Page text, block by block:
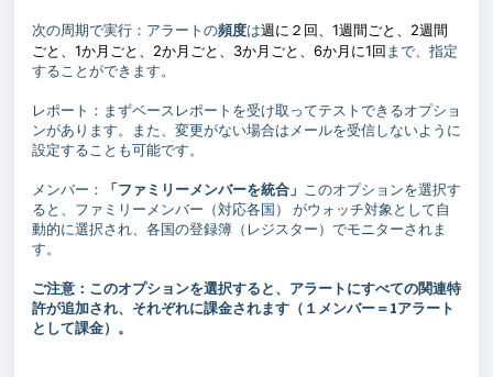
次の周期で実行：アラートの頻度は週に２回、1週間ごと、2週間
ごと、1か月ごと、2か月ごと、3か月ごと、6か月に1回まで、指定
することができます。
レポート：まずベースレポートを受け取ってテストできるオプショ
ンがあります。また、変更がない場合はメールを受信しないように
設定することも可能です。
メンバー： 「ファミリーメンバーを統合」 このオプションを選択す
ると、ファミリーメンバー（対応各国） がウォッチ対象として自
動的に選択され、各国の登録簿（レジスター）でモニターされま
す。
ご注意：このオプションを選択すると、アラートにすべての関連特
許が追加され、それぞれに課金されます（１メンバー＝1アラート
として課金）。